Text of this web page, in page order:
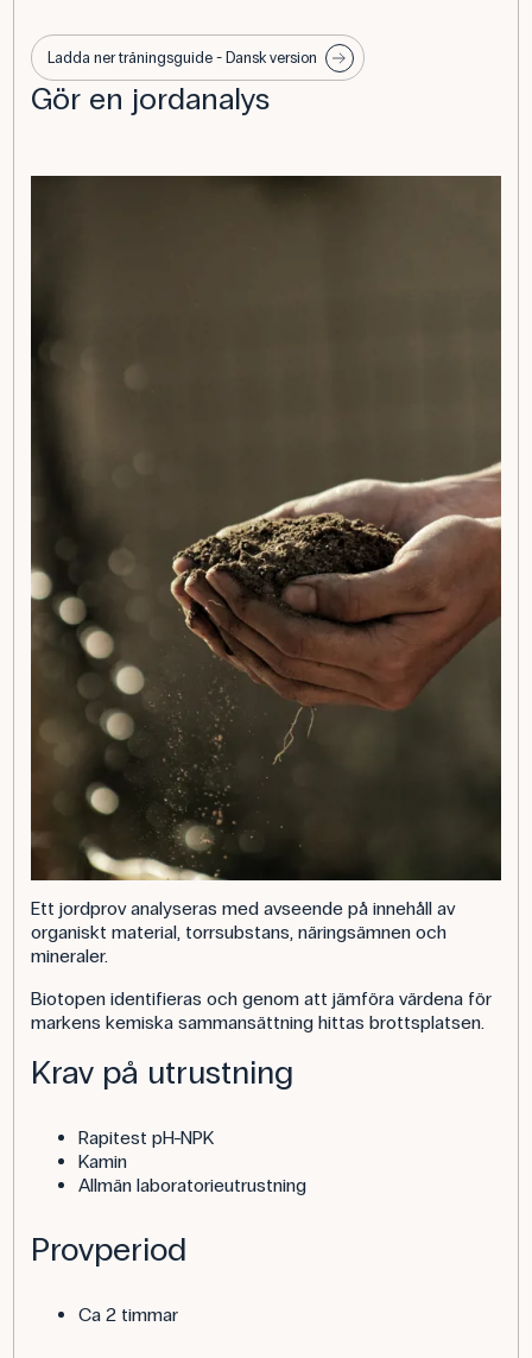
Ladda ner träningsguide - Dansk version
Gör en jordanalys
Ett jordprov analyseras med avseende på innehåll av
organiskt material, torrsubstans, näringsämnen och
mineraler.
Biotopen identifieras och genom att jämföra värdena för
markens kemiska sammansättning hittas brottsplatsen.
Krav på utrustning
Rapitest pH-NPK
Kamin
Allmän laboratorieutrustning
Provperiod
Ca 2 timmar